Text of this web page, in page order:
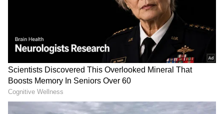
ಇದನ್ನೂ ಓದಿ: ಕಮ್ಮಿ ಬೆಲೆಗೆ ಚಿನ್ನದಾಸೆ ತೋರಿಸಿ 20
ಕೋಟಿ ವಂಚನೆ, ಸಿಎಂ ಡಿಸಿಎಂ ಜೊತೆ ಫೋಟೋಗಳು,
ಅಪ್ಡೇಟ್‌ಗಳಿಗಾಗಿ ಏಷ್ಯಾನೆಟ್ ಸುವರ್ಣ ನ್ಯೂಸ್‌ ಫಾಲೋ
Latest Kannada News
ವಿಶೇಷ ವರದಿಗಳು ಮತ್ತು ನೇರ ಪ್ರಸಾರಗಳೊಂದಿಗೆ
(kannada news live
) ಸಂಪೂರ್ಣ ಮಾಹಿತಿ ಒಂದೇ
ಕ್ಲಿಕ್‌ನಲ್ಲಿ ಲಭ್ಯ. ಏಷ್ಯಾನೆಟ್ ಸುವರ್ಣ ನ್ಯೂಸ್ ಅಧಿಕೃತ
ಆ್ಯಪ್ ಡೌನ್‌ಲೋಡ್ ಮಾಡಿ ಹಾಗು ಎಲ್ಲಾ ಅಪ್‌ಡೇಟ್
ಗಳನ್ನು ಪಡೆಯಿರಿ